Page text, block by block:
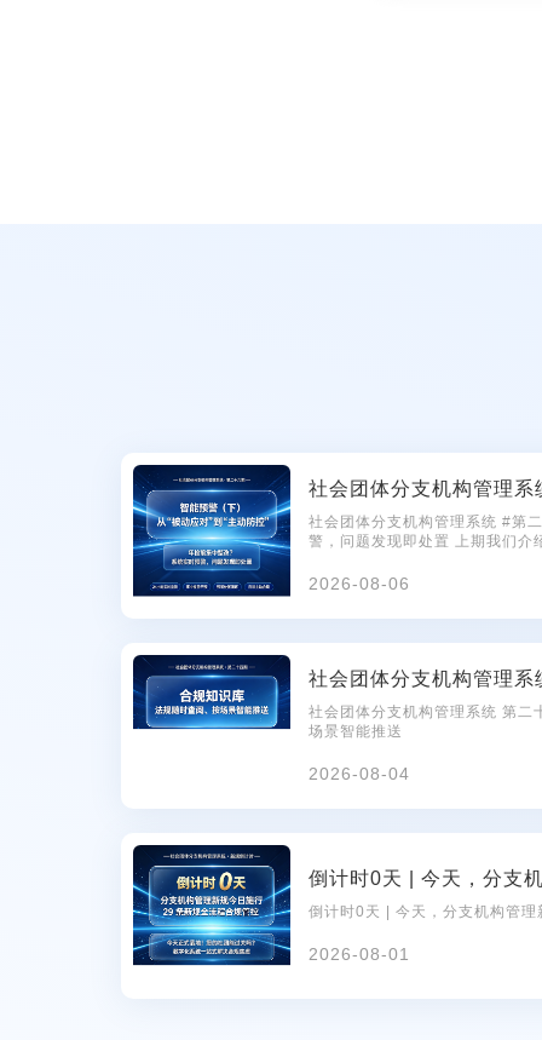
社会团体分支机构管理系统 #第二十六期 年检前集中整
警，问题发现即处置 上期我们介
2026-08-06
社会团体分支机构管理系统 第
场景智能推送
2026-08-04
倒计时0天 | 今天，分支机构管
2026-08-01